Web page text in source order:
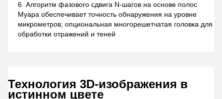
Алгоритм фазового сдвига N-шагов на основе полос
Муара обеспечивает точность обнаружения на уровне
микрометров; опциональная многорешетчатая головка для
обработки отражений и теней
Технология 3D-изображения в
истинном цвете